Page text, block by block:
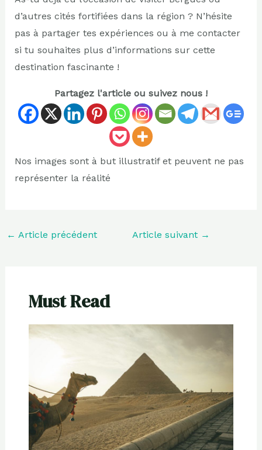
d’autres cités fortifiées dans la région ? N’hésite
pas à partager tes expériences ou à me contacter
si tu souhaites plus d’informations sur cette
destination fascinante !
Partagez l'article ou suivez nous !
Nos images sont à but illustratif et peuvent ne pas
représenter la réalité
← Article précédent Article suivant →
Must Read